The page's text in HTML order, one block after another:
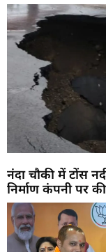
नंदा चौकी में टोंस
निर्माण कंपनी पर